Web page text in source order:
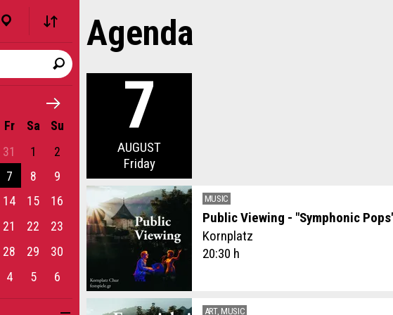
Karten-
Fr Sa
Su
31 1
2
7 8
9
14 15
16
21 22
23
28 29
30
4 5 6
Agenda
Friday
7
AUGUST
MUSIC
Public Viewing - "Symphonic
Kornplatz
20:30 h
ART, MUSIC